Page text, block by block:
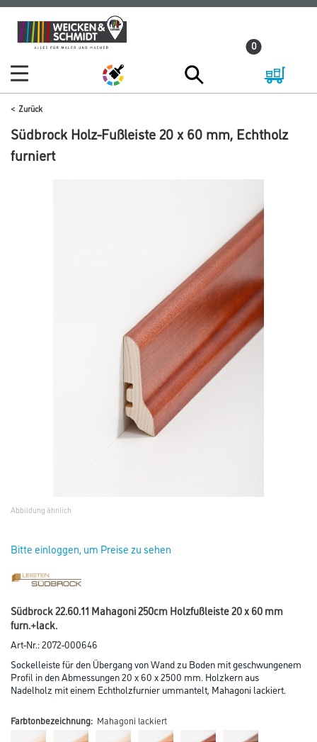
Zum
Inhalt
Zum
Navigationsmenü
0
Zurück
Südbrock Holz-Fußleiste 20 x 60 mm, Echtholz
furniert
Abbildung ähnlich
Bitte einloggen, um Preise zu sehen
Südbrock 22.60.11 Mahagoni 250cm Holzfußleiste 20 x 60 mm
furn.+lack.
Art-Nr.:2072-000646
Sockelleiste für den Übergang von Wand zu Boden mit geschwungenem
Profil in den Abmessungen 20 x 60 x 2500 mm. Holzkern aus
Nadelholz mit einem Echtholzfurnier ummantelt, Mahagoni lackiert.
Farbtonbezeichnung: Mahagoni lackiert